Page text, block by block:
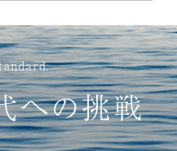
への挑戦